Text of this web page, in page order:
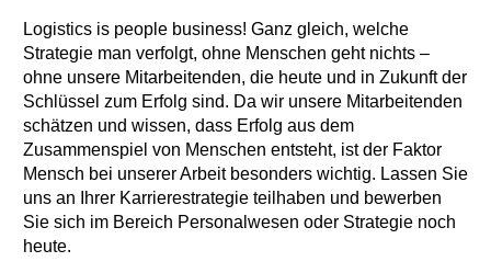
Logistics is people business! Ganz gleich, welche
Strategie man verfolgt, ohne Menschen geht nichts –
ohne unsere Mitarbeitenden, die heute und in Zukunft der
Schlüssel zum Erfolg sind. Da wir unsere Mitarbeitenden
schätzen und wissen, dass Erfolg aus dem
Zusammenspiel von Menschen entsteht, ist der Faktor
Mensch bei unserer Arbeit besonders wichtig. Lassen Sie
uns an Ihrer Karrierestrategie teilhaben und bewerben
Sie sich im Bereich Personalwesen oder Strategie noch
heute.